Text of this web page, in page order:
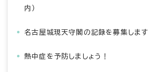
内）
名古屋城現天守閣の記録を募集します
熱中症を予防しましょう！